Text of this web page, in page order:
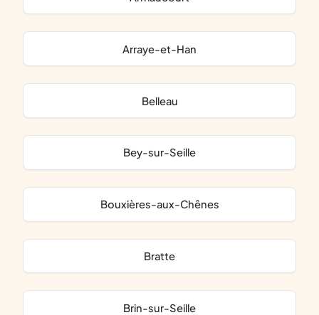
Arraye-et-Han
Belleau
Bey-sur-Seille
Bouxières-aux-Chênes
Bratte
Brin-sur-Seille